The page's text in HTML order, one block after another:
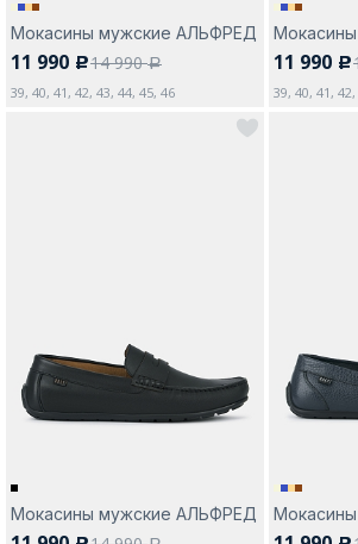
Да, все верно Изменить
Мокасины мужские АЛЬФРЕД
11 990 c14 990a
39, 40, 41, 42, 43, 44, 45, 46
11 990 c
39, 40, 41,
Мокасины мужские АЛЬФРЕД